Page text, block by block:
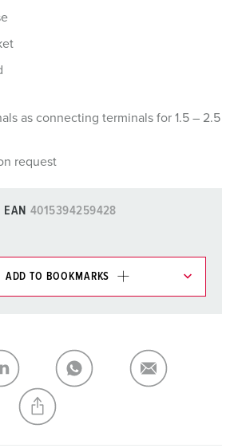
as connecting terminals for 1.5 – 2.5
request
EAN 4015394259428
ADD TO BOOKMARKS
ADD
CREATE A NEW LIST